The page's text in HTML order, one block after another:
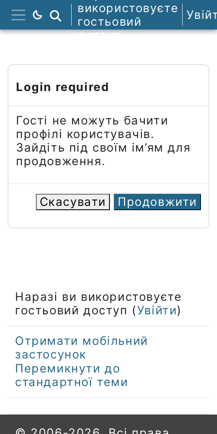
Перейти до головного вмісту
Бокова панель
Пошук курсів
використовуєте
гостьовий
доступ
Login required
Гості не можуть бачити
профілі користувачів.
Зайдіть під своїм ім’ям для
продовження.
Скасувати Продовжити
Наразі ви використовуєте
гостьовий доступ (Увійти)
Отримати мобільний
застосунок
Перемикнути до
стандартної теми